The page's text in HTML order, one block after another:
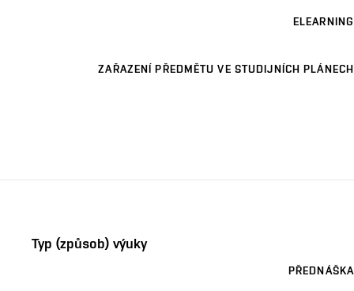
ELEARNING
ZAŘAZENÍ PŘEDMĚTU VE STUDIJNÍCH PLÁNECH
Typ (způsob) výuky
PŘEDNÁŠKA